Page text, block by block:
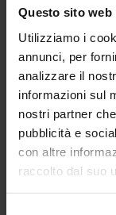
Questo sito
Utilizziamo i
annunci, per
analizzare il
informazioni sul
nostri partner
pubblicità e
con altre
raccolto dal suo
dei